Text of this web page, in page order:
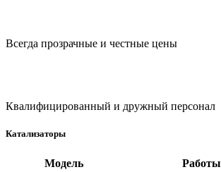
Всегда прозрачные и честные цены
Квалифицированный и дружный персонал
Катализаторы
Модель Работы